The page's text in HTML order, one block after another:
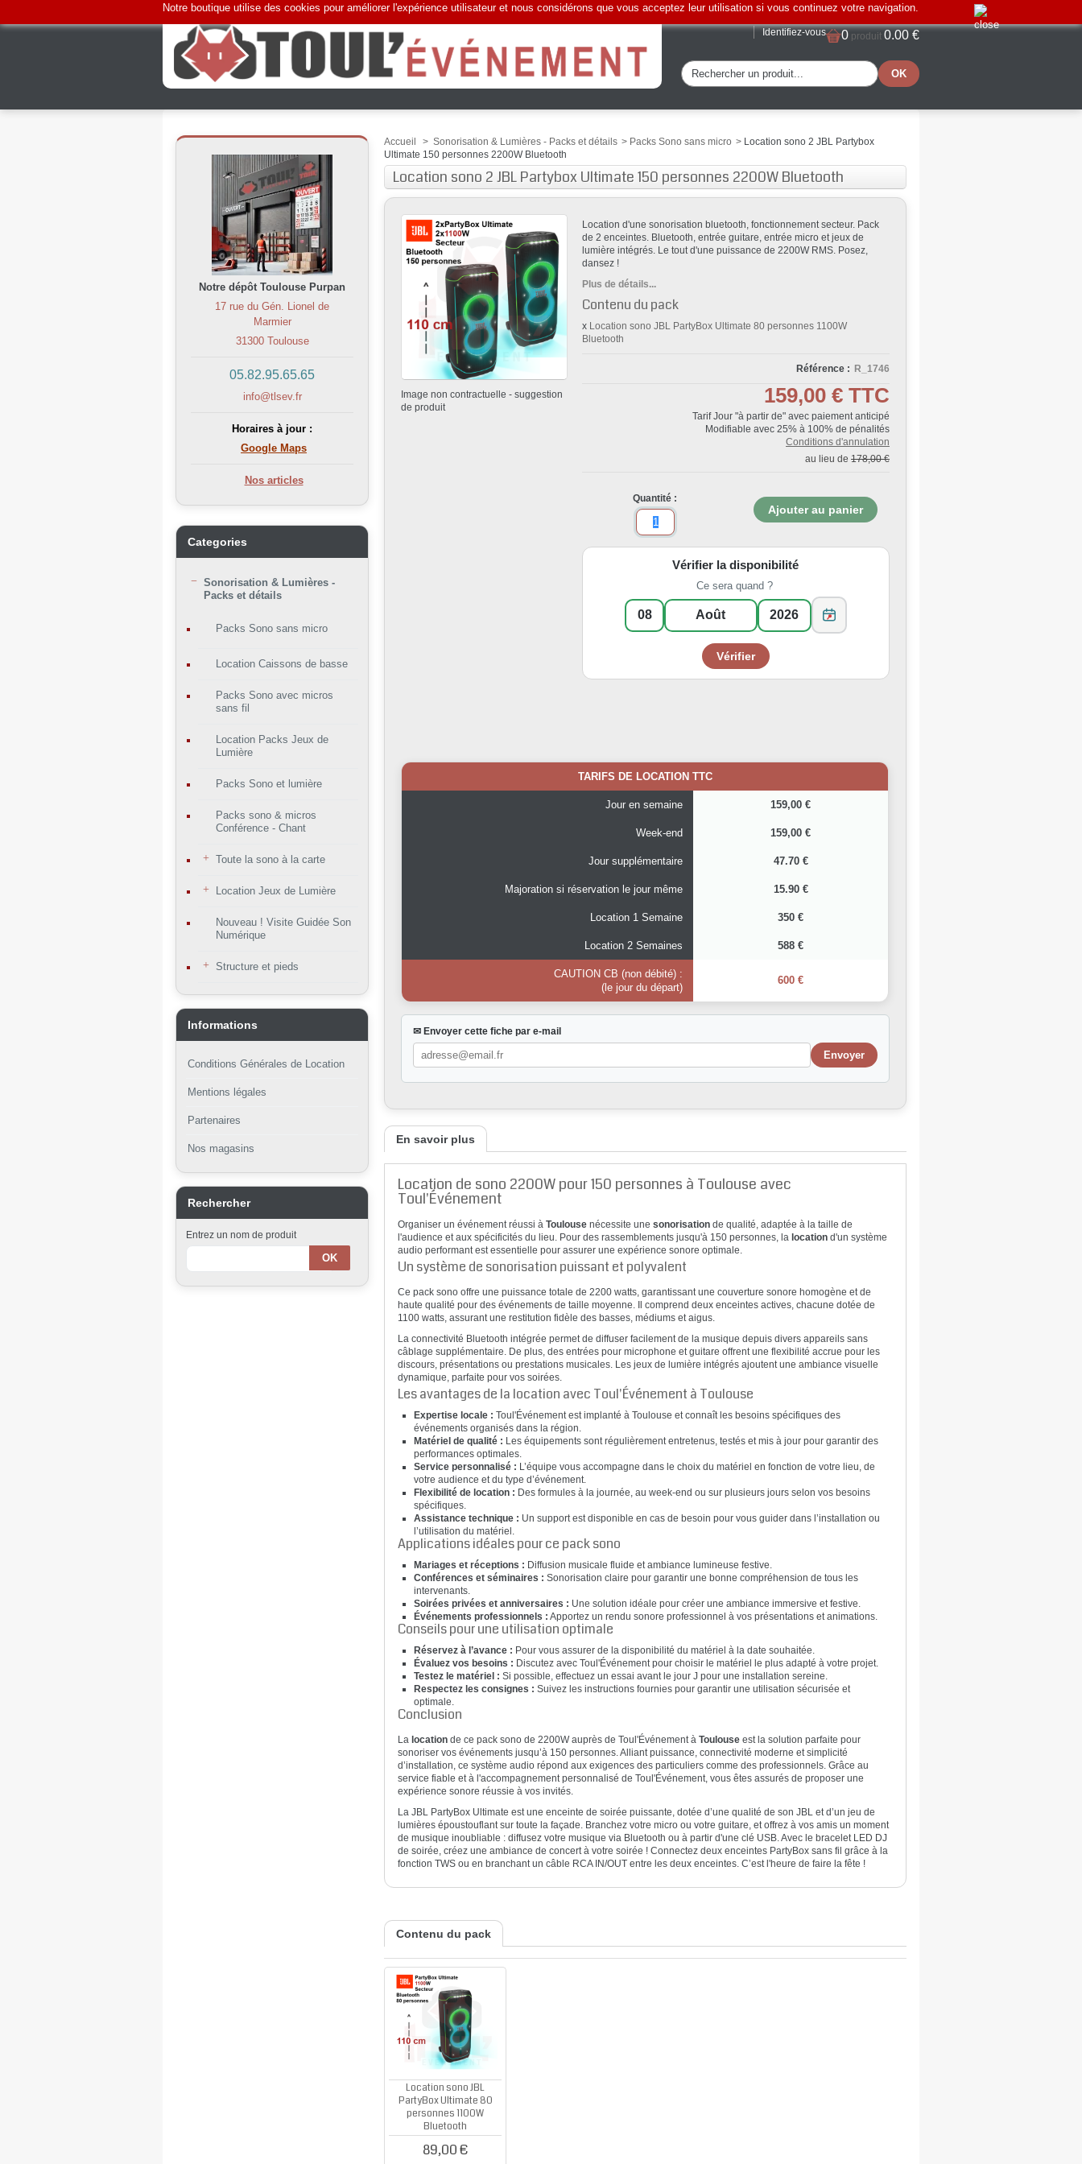
Identifiez-vous 0 produit 0.00 €
Notre boutique utilise des cookies pour améliorer l'expérience utilisateur et nous considérons que vous acceptez leur utilisation si vous continuez votre navigation.
Notre dépôt Toulouse Purpan
17 rue du Gén. Lionel de
Marmier
31300 Toulouse
05.82.95.65.65
info@tlsev.fr
Horaires à jour :
Google Maps
Nos articles
Categories
Sonorisation & Lumières -
Packs et détails
Packs Sono sans micro
Location Caissons de basse
Packs Sono avec micros
sans fil
Location Packs Jeux de
Lumière
Packs Sono et lumière
Packs sono & micros
Conférence - Chant
Toute la sono à la carte
Location Jeux de Lumière
Nouveau ! Visite Guidée Son
Numérique
Structure et pieds
Informations
Conditions Générales de Location
Mentions légales
Partenaires
Nos magasins
Rechercher
Entrez un nom de produit
Accueil > Sonorisation & Lumières - Packs et détails > Packs Sono sans micro > Location sono 2 JBL Partybox
Ultimate 150 personnes 2200W Bluetooth
Location sono 2 JBL Partybox Ultimate 150 personnes 2200W Bluetooth
Image non contractuelle - suggestion
de produit
Location d'une sonorisation bluetooth, fonctionnement secteur. Pack
de 2 enceintes . Bluetooth, entrée guitare, entrée micro et jeux de
lumière intégrés. Le tout d'une puissance de 2200W RMS. Posez,
dansez !
Plus de détails...
Contenu du pack
x Location sono JBL PartyBox Ultimate 80 personnes 1100W
Bluetooth
Référence : R_1746
159,00 € TTC
Tarif Jour "à partir de" avec paiement anticipé
Modifiable avec 25% à 100% de pénalités
Conditions d'annulation
au lieu de 178,00 €
Quantité :
Vérifier la disponibilité
Ce sera quand ?
TARIFS DE LOCATION TTC
Jour en semaine 159,00 €
Week-end 159,00 €
Jour supplémentaire 47.70 €
Majoration si réservation le jour même 15.90 €
Location 1 Semaine 350 €
Location 2 Semaines 588 €
CAUTION CB (non débité) :
(le jour du départ)
600 €
✉ Envoyer cette fiche par e-mail
En savoir plus
Location de sono 2200W pour 150 personnes à Toulouse avec
Toul'Événement
Organiser un événement réussi àToulouse nécessite unesonorisation de qualité, adaptée à la taille de
l'audience et aux spécificités du lieu. Pour des rassemblements jusqu'à 150 personnes, la location d'un système
audio performant est essentielle pour assurer une expérience sonore optimale.
Un système de sonorisation puissant et polyvalent
Ce pack sono offre une puissance totale de 2200 watts, garantissant une couverture sonore homogène et de
haute qualité pour des événements de taille moyenne. Il comprend deux enceintes actives, chacune dotée de
1100 watts, assurant une restitution fidèle des basses, médiums et aigus.
La connectivité Bluetooth intégrée permet de diffuser facilement de la musique depuis divers appareils sans
câblage supplémentaire. De plus, des entrées pour microphone et guitare offrent une flexibilité accrue pour les
discours, présentations ou prestations musicales. Les jeux de lumière intégrés ajoutent une ambiance visuelle
dynamique, parfaite pour vos soirées.
Les avantages de la location avec Toul'Événement à Toulouse
Expertise locale : Toul'Événement est implanté à Toulouse et connaît les besoins spécifiques des
événements organisés dans la région.
Matériel de qualité : Les équipements sont régulièrement entretenus, testés et mis à jour pour garantir des
performances optimales.
Service personnalisé : L’équipe vous accompagne dans le choix du matériel en fonction de votre lieu, de
votre audience et du type d’événement.
Flexibilité de location : Des formules à la journée, au week-end ou sur plusieurs jours selon vos besoins
spécifiques.
Assistance technique : Un support est disponible en cas de besoin pour vous guider dans l’installation ou
l’utilisation du matériel.
Applications idéales pour ce pack sono
Mariages et réceptions : Diffusion musicale fluide et ambiance lumineuse festive.
Conférences et séminaires : Sonorisation claire pour garantir une bonne compréhension de tous les
intervenants.
Soirées privées et anniversaires : Une solution idéale pour créer une ambiance immersive et festive.
Événements professionnels : Apportez un rendu sonore professionnel à vos présentations et animations.
Conseils pour une utilisation optimale
Réservez à l’avance : Pour vous assurer de la disponibilité du matériel à la date souhaitée.
Évaluez vos besoins : Discutez avec Toul'Événement pour choisir le matériel le plus adapté à votre projet.
Testez le matériel : Si possible, effectuez un essai avant le jour J pour une installation sereine.
Respectez les consignes : Suivez les instructions fournies pour garantir une utilisation sécurisée et
optimale.
Conclusion
La location de ce pack sono de 2200W auprès de Toul'Événement àToulouse est la solution parfaite pour
sonoriser vos événements jusqu’à 150 personnes. Alliant puissance, connectivité moderne et simplicité
d’installation, ce système audio répond aux exigences des particuliers comme des professionnels. Grâce au
service fiable et à l'accompagnement personnalisé de Toul'Événement, vous êtes assurés de proposer une
expérience sonore réussie à vos invités.
La JBL PartyBox Ultimate est une enceinte de soirée puissante, dotée d’une qualité de son JBL et d’un jeu de
lumières époustouflant sur toute la façade. Branchez votre micro ou votre guitare, et offrez à vos amis un moment
de musique inoubliable : diffusez votre musique via Bluetooth ou à partir d'une clé USB. Avec le bracelet LED DJ
de soirée, créez une ambiance de concert à votre soirée ! Connectez deux enceintes PartyBox sans fil grâce à la
fonction TWS ou en branchant un câble RCA IN/OUT entre les deux enceintes. C’est l'heure de faire la fête !
Contenu du pack
Location sono JBL
PartyBox Ultimate 80
personnes 1100W
Bluetooth
89,00 €